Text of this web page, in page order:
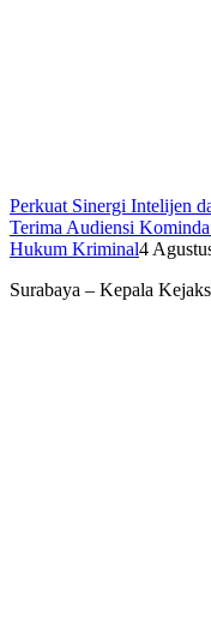
Perkuat Sinergi Intelijen
Terima Audiensi
Hukum Kriminal4
Surabaya – Kepala